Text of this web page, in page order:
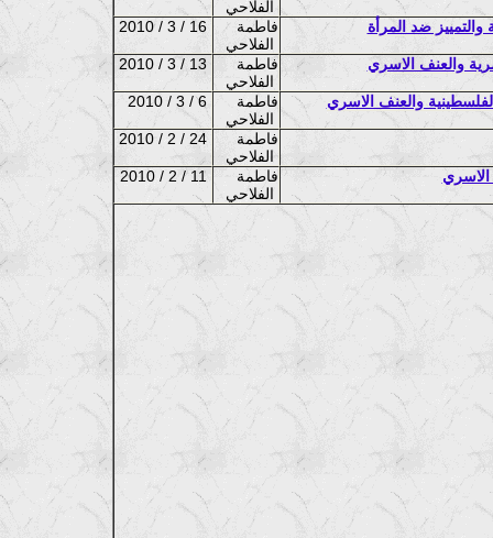
2010 / 3 / 16
فاطمة
ضد المرأة
2010 / 3 / 13
فاطمة
والعنف الاسري
2010 / 3 / 6
فاطمة
والعنف الاسري
2010 / 2 / 24
فاطمة
2010 / 2 / 11
فاطمة
الاسري